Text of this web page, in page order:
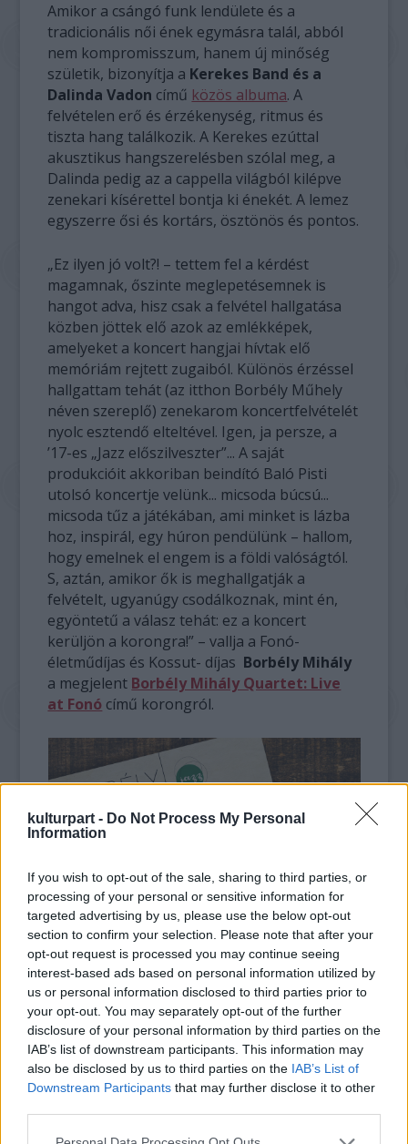
kulturpart - Do Not Process My Personal
Information
If you wish to opt-out of the sale, sharing to third parties, or
processing of your personal or sensitive information for
targeted advertising by us, please use the below opt-out
section to confirm your selection. Please note that after your
opt-out request is processed you may continue seeing
interest-based ads based on personal information utilized by
us or personal information disclosed to third parties prior to
your opt-out. You may separately opt-out of the further
disclosure of your personal information by third parties on the
IAB’s list of downstream participants. This information may
also be disclosed by us to third parties on the IAB’s List of
Downstream Participants that may further disclose it to other
Please note that this website/app uses one or more Google
Amikor a csángó funk lendülete és a
tradicionális női ének egymásra talál, abból
nem kompromisszum, hanem új minőség
születik, bizonyítja a Kerekes Band és a
Dalinda Vadon című közös albuma. A
felvételen erő és érzékenység, ritmus és
tiszta hang találkozik. A Kerekes ezúttal
akusztikus hangszerelésben szólal meg, a
Dalinda pedig az a cappella világból kilépve
zenekari kísérettel bontja ki énekét. A lemez
egyszerre ősi és kortárs, ösztönös és pontos.
„Ez ilyen jó volt?! – tettem fel a kérdést
magamnak, őszinte meglepetésemnek is
hangot adva, hisz csak a felvétel hallgatása
közben jöttek elő azok az emlékképek,
amelyeket a koncert hangjai hívtak elő
memóriám rejtett zugaiból. Különös érzéssel
hallgattam tehát (az itthon Borbély Műhely
néven szereplő) zenekarom koncertfelvételét
nyolc esztendő elteltével. Igen, ja persze, a
’17-es „Jazz előszilveszter”... A saját
produkcióit akkoriban beindító Baló Pisti
utolsó koncertje velünk... micsoda búcsú...
micsoda tűz a játékában, ami minket is lázba
hoz, inspirál, egy húron pendülünk – hallom,
hogy emelnek el engem is a földi valóságtól.
S, aztán, amikor ők is meghallgatják a
felvételt, ugyanúgy csodálkoznak, mint én,
egyöntetű a válasz tehát: ez a koncert
kerüljön a korongra!” – vallja a Fonó-
életműdíjas és Kossut- díjas Borbély Mihály
a megjelent Borbély Mihály Quartet: Live
at Fonó című korongról.
Fonó 30 Vinyl borító: Borbély Mihály Quartet